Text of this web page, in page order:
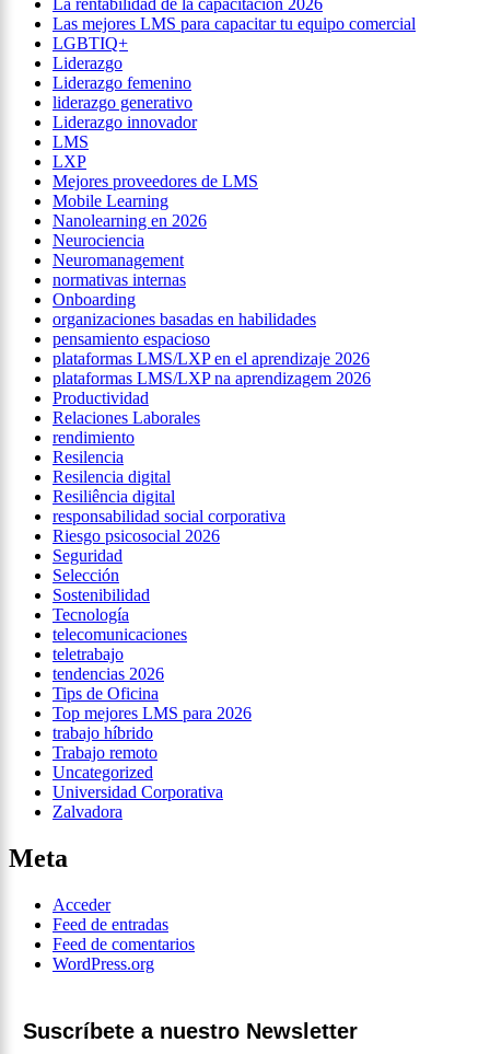
La rentabilidad de la capacitación 2026
Las mejores LMS para capacitar tu equipo comercial
LGBTIQ+
Liderazgo
Liderazgo femenino
liderazgo generativo
Liderazgo innovador
LMS
LXP
Mejores proveedores de LMS
Mobile Learning
Nanolearning en 2026
Neurociencia
Neuromanagement
normativas internas
Onboarding
organizaciones basadas en habilidades
pensamiento espacioso
plataformas LMS/LXP en el aprendizaje 2026
plataformas LMS/LXP na aprendizagem 2026
Productividad
Relaciones Laborales
rendimiento
Resilencia
Resilencia digital
Resiliência digital
responsabilidad social corporativa
Riesgo psicosocial 2026
Seguridad
Selección
Sostenibilidad
Tecnología
telecomunicaciones
teletrabajo
tendencias 2026
Tips de Oficina
Top mejores LMS para 2026
trabajo híbrido
Trabajo remoto
Uncategorized
Universidad Corporativa
Zalvadora
Meta
Acceder
Feed de entradas
Feed de comentarios
WordPress.org
Suscríbete a nuestro Newsletter